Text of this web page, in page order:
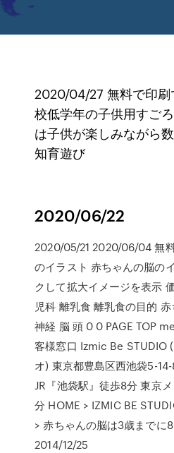
2020/04/27 無料で印刷
校低学年の子供用すご
は子供が楽しみながら
知育遊び
2020/06/22
2020/05/21 2020/06/04 無
のイラスト 赤ちゃんの脳の
クして拡大イメージを表示
児科 離乳食 離乳食の目的
神経 脳 頭 0 0 PAGE TOP
客様窓口 Izmic Be STUDIO
オ) 東京都豊島区西池袋5-
JR『池袋駅』徒歩8分 東京
分 HOME > IZMIC BE
> 赤ちゃんの脳は3歳までに
2014/12/25